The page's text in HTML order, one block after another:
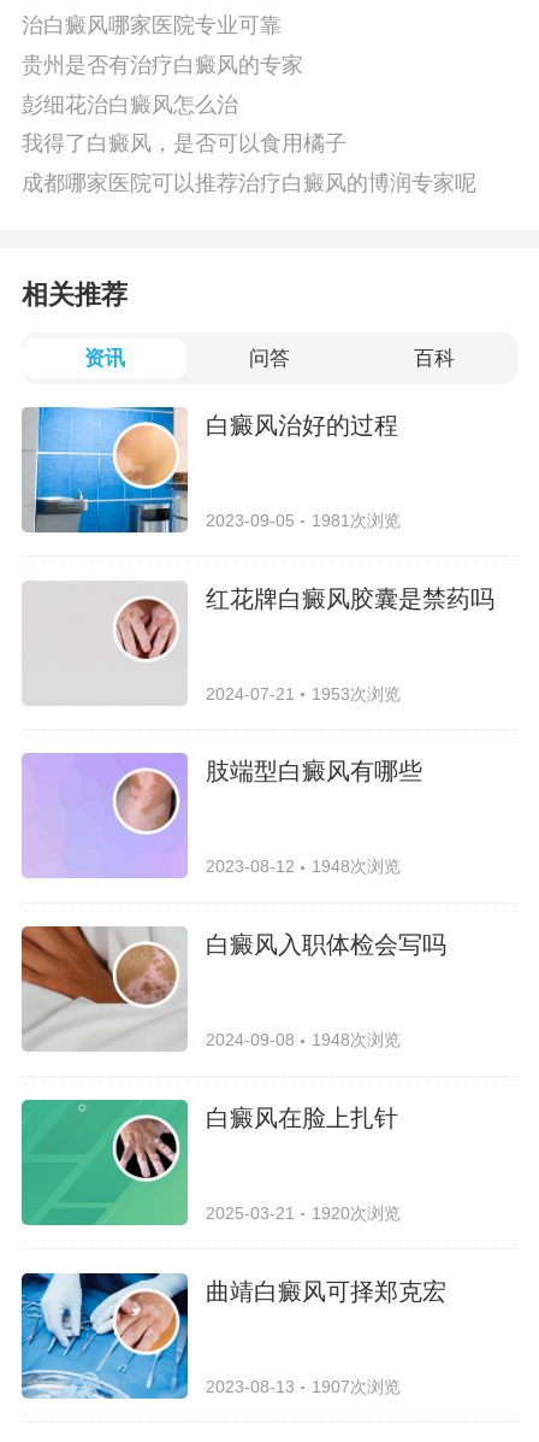
治白癜风哪家医院专业可靠
贵州是否有治疗白癜风的专家
彭细花治白癜风怎么治
我得了白癜风，是否可以食用橘子
成都哪家医院可以推荐治疗白癜风的博润专家呢
相关推荐
资讯 问答 百科
白癜风治好的过程
2023-09-05 1981次浏览
红花牌白癜风胶囊是禁药吗
2024-07-21 1953次浏览
肢端型白癜风有哪些
2023-08-12 1948次浏览
白癜风入职体检会写吗
2024-09-08 1948次浏览
白癜风在脸上扎针
2025-03-21 1920次浏览
曲靖白癜风可择郑克宏
2023-08-13 1907次浏览